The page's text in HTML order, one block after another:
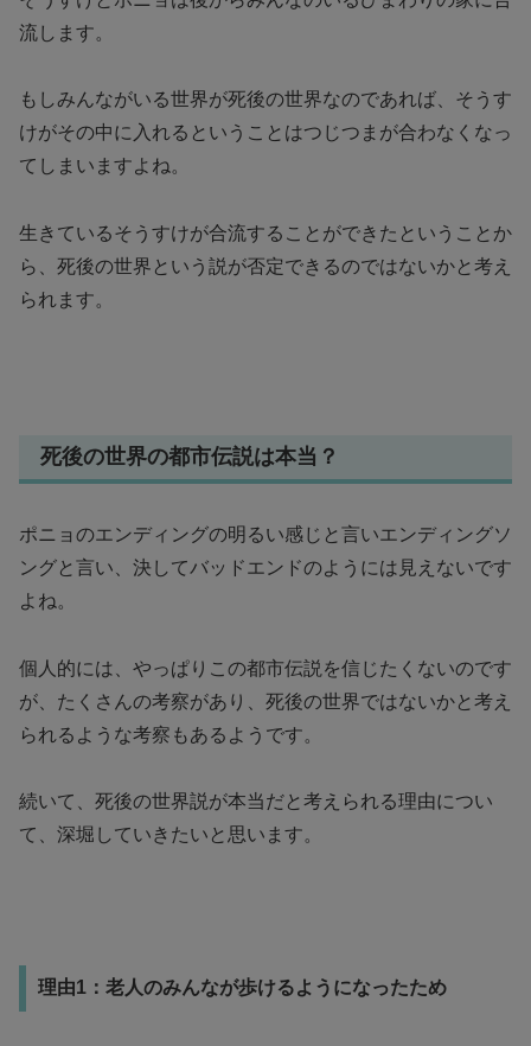
流します。
もしみんながいる世界が死後の世界なのであれば、そうす
けがその中に入れるということはつじつまが合わなくなっ
てしまいますよね。
生きているそうすけが合流することができたということか
ら、死後の世界という説が否定できるのではないかと考え
られます。
死後の世界の都市伝説は本当？
ポニョのエンディングの明るい感じと言いエンディングソ
ングと言い、決してバッドエンドのようには見えないです
よね。
個人的には、やっぱりこの都市伝説を信じたくないのです
が、たくさんの考察があり、死後の世界ではないかと考え
られるような考察もあるようです。
続いて、死後の世界説が本当だと考えられる理由につい
て、深堀していきたいと思います。
理由1：老人のみんなが歩けるようになったため